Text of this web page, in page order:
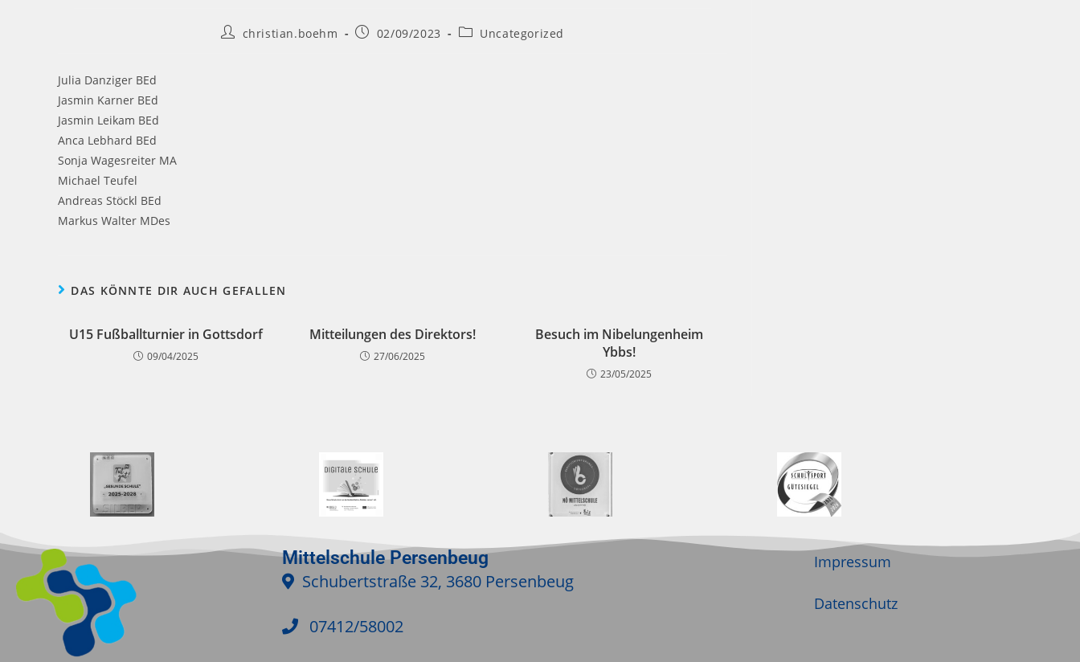
christian.boehm 02/09/2023 Uncategorized
Julia Danziger BEd
Jasmin Karner BEd
Jasmin Leikam BEd
Anca Lebhard BEd
Sonja Wagesreiter MA
Michael Teufel
Andreas Stöckl BEd
Markus Walter MDes
DAS KÖNNTE DIR AUCH GEFALLEN
U15 Fußballturnier in Gottsdorf
09/04/2025
Mitteilungen des Direktors!
27/06/2025
Besuch im Nibelungenheim
Ybbs!
23/05/2025
Mittelschule Persenbeug
Schubertstraße 32, 3680 Persenbeug
07412/58002
Impressum
Datenschutz